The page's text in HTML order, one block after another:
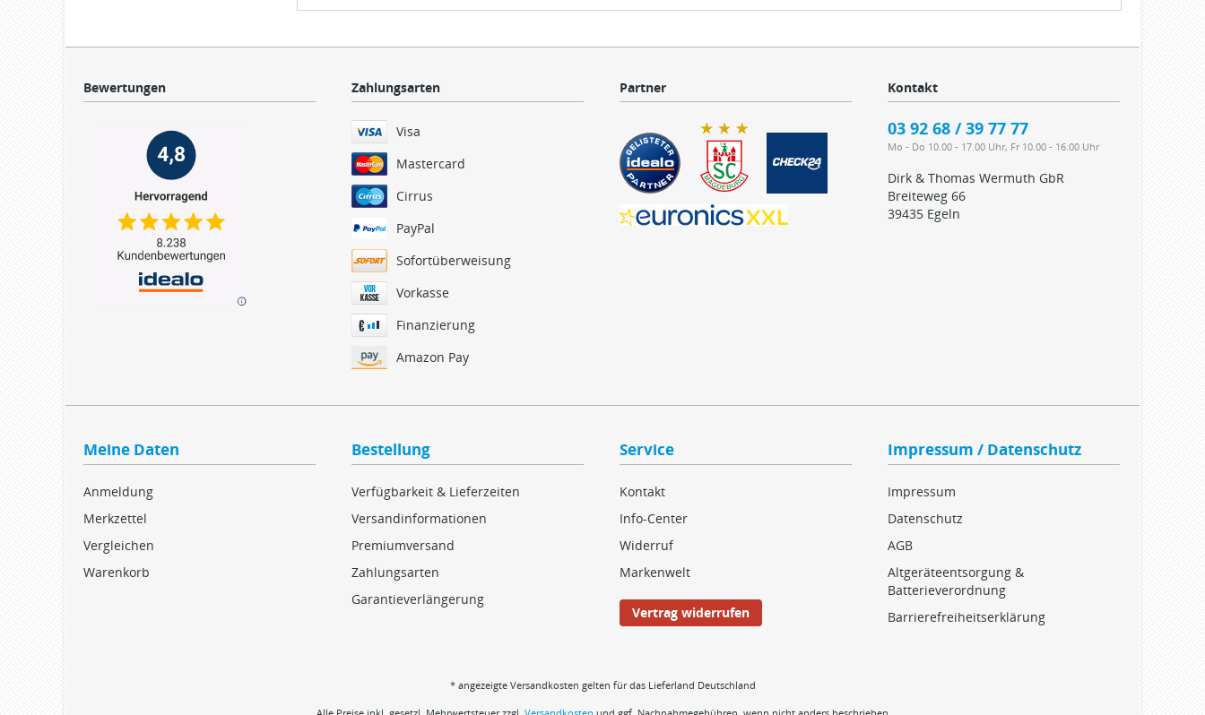
Bewertungen Zahlungsarten
Visa
Mastercard
Cirrus
PayPal
Sofortüberweisung
Vorkasse
Finanzierung
Amazon Pay
Partner Kontakt
03 92 68 / 39 77 77
Mo - Do 10.00 - 17.00 Uhr, Fr 10.00 - 16.00 Uhr
Dirk & Thomas Wermuth GbR
Breiteweg 66
39435 Egeln
Meine Daten
Anmeldung
Merkzettel
Vergleichen
Warenkorb
Bestellung
Verfügbarkeit & Lieferzeiten
Versandinformationen
Premiumversand
Zahlungsarten
Garantieverlängerung
Service
Kontakt
Info-Center
Widerruf
Markenwelt
Vertrag widerrufen
Impressum / Datenschutz
Impressum
Datenschutz
AGB
Altgeräteentsorgung &
Batterieverordnung
Barrierefreiheitserklärung
* angezeigte Versandkosten gelten für das Lieferland Deutschland